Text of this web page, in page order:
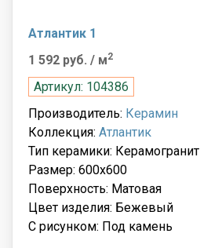
Атлантик 1
1 592 руб. / м2
Артикул: 104386
Производитель: Керамин
Коллекция: Атлантик
Тип керамики: Керамогранит
Размер: 600x600
Поверхность: Матовая
Цвет изделия: Бежевый
С рисунком: Под камень